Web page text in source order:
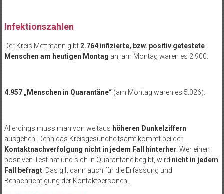
Infektionszahlen
Der Kreis Mettmann gibt2.764 infizierte, bzw. positiv getestete
Menschen am heutigen Montag an; am Montag waren es 2.900.
4.957 „Menschen in Quarantäne“ (am Montag waren es 5.026).
Allerdings muss man von weitaus höheren Dunkelziffern
ausgehen. Denn das Kreisgesundheitsamt kommt bei der
Kontaktnachverfolgung nicht in jedem Fall hinterher . Wer einen
positiven Test hat und sich in Quarantäne begibt, wird nicht in jedem
Fall befragt. Das gilt dann auch für die Erfassung und
Benachrichtigung der Kontaktpersonen…